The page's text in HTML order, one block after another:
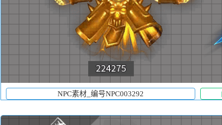
NPC素材_编号NPC003292